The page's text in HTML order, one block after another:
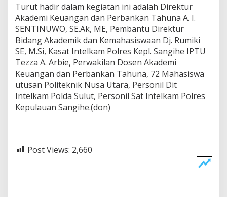
Turut hadir dalam kegiatan ini adalah Direktur
Akademi Keuangan dan Perbankan Tahuna A. I.
SENTINUWO, SE.Ak, ME, Pembantu Direktur
Bidang Akademik dan Kemahasiswaan Dj. Rumiki
SE, M.Si, Kasat Intelkam Polres Kepl. Sangihe IPTU
Tezza A. Arbie, Perwakilan Dosen Akademi
Keuangan dan Perbankan Tahuna, 72 Mahasiswa
utusan Politeknik Nusa Utara, Personil Dit
Intelkam Polda Sulut, Personil Sat Intelkam Polres
Kepulauan Sangihe.(don)
Post Views: 2,660